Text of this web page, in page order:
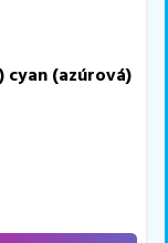
cyan (azúrová)